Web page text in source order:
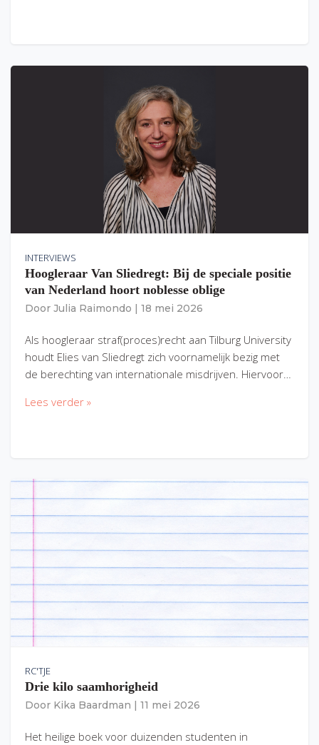
INTERVIEWS
Hoogleraar Van Sliedregt: Bij de speciale positie
van Nederland hoort noblesse oblige
Door Julia Raimondo 18 mei 2026
Als hoogleraar straf(proces)recht aan Tilburg University
houdt Elies van Sliedregt zich voornamelijk bezig met
de berechting van internationale misdrijven. Hiervoor…
Lees verder »
RC'TJE
Drie kilo saamhorigheid
Door Kika Baardman 11 mei 2026
Het heilige boek voor duizenden studenten in